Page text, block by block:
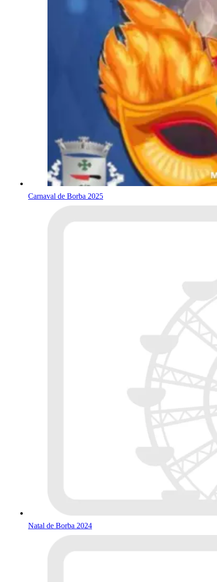
Carnaval de Borba 2025
Natal de Borba 2024